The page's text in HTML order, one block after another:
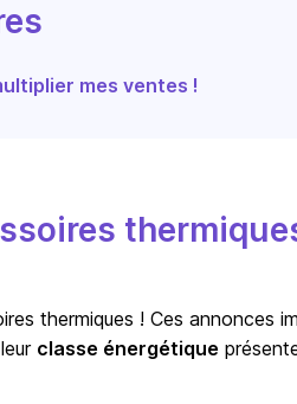
mes ventes !
thermiques ! Ces annonces
classe énergétique